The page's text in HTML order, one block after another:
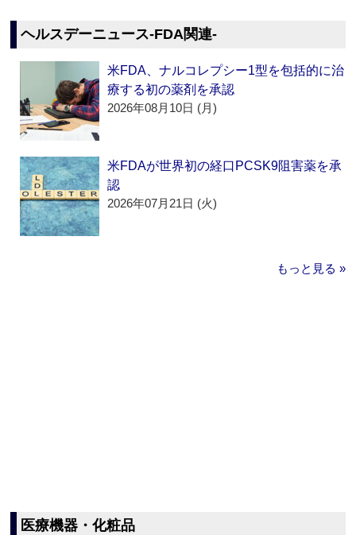
ヘルスデーニュース‐FDA関連‐
米FDA、ナルコレプシー1型を包括的に治
療する初の薬剤を承認
2026年08月10日 (月)
米FDAが世界初の経口PCSK9阻害薬を承
認
2026年07月21日 (火)
もっと見る »
医療機器・化粧品